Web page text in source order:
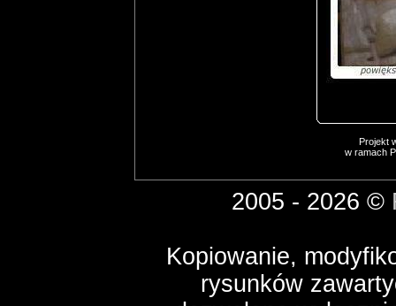
Projekt
w ramach
2005 - 2026 ©
Kopiowanie,
rysunków